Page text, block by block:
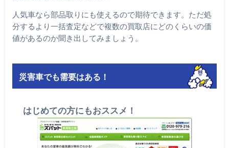
人気車なら部品取りにも使えるので期待できます。ただ処
分するより一括査定などで複数の買取店にどのくらいの価
値があるのか聞き出してみましょう。
災害車でも需要はある！
はじめての方にもおススメ！